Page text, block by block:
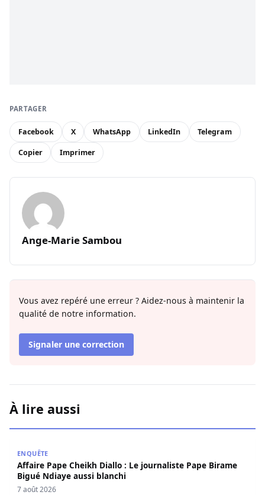
PARTAGER
Facebook X WhatsApp LinkedIn Telegram
Copier Imprimer
Ange-Marie Sambou
Vous avez repéré une erreur ? Aidez-nous à maintenir la
qualité de notre information.
Signaler une correction
À lire aussi
ENQUÊTE
Affaire Pape Cheikh Diallo : Le journaliste Pape Birame
Bigué Ndiaye aussi blanchi
7 août 2026